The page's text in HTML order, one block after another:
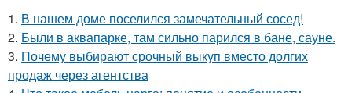
1. В нашем доме поселился замечательный сосед!
2. Были в аквапарке, там сильно парился в бане, сауне.
3. Почему выбирают срочный выкуп вместо долгих
продаж через агентства